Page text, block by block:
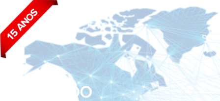
BLOG DO